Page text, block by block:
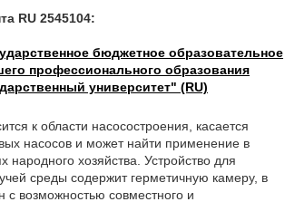
RU 2545104:
бюджетное образовательное
профессионального образования
университет" (RU)
к области насосостроения, касается
насосов и может найти применение в
народного хозяйства. Устройство для
среды содержит герметичную камеру, в
с возможностью совместного и